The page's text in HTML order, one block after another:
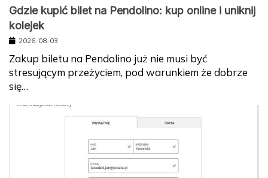
Gdzie kupić bilet na Pendolino: kup online i uniknij
kolejek
2026-08-03
Zakup biletu na Pendolino już nie musi być
stresującym przeżyciem, pod warunkiem że dobrze
się…